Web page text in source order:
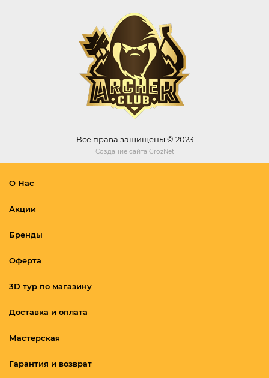
Все права защищены © 2023
Создание сайта GrozNet
О Нас
Акции
Бренды
Оферта
3D тур по магазину
Доставка и оплата
Мастерская
Гарантия и возврат